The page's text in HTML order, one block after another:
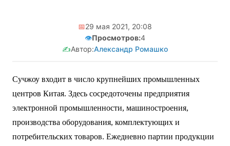
📅29 мая 2021, 20:08
👁️Просмотров:4
✍️Автор:Александр Ромашко
Сучжоу входит в число крупнейших промышленных
центров Китая. Здесь сосредоточены предприятия
электронной промышленности, машиностроения,
производства оборудования, комплектующих и
потребительских товаров. Ежедневно партии продукции